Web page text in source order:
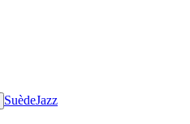
SuèdeJazz